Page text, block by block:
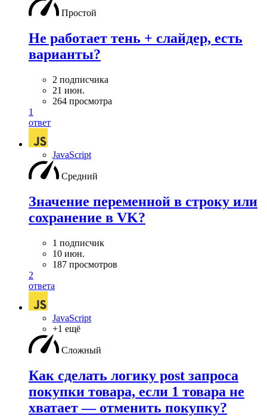
Простой
Не работает тень + слайдер, есть
варианты?
2 подписчика
21 июн.
264 просмотра
1
ответ
JavaScript
Средний
Значение переменной в строку или
сохранение в VK?
1 подписчик
10 июн.
187 просмотров
2
ответа
JavaScript
+1 ещё
Сложный
Как сделать логику post запроса
покупки товара, если 1 товара не
хватает — отменить покупку?